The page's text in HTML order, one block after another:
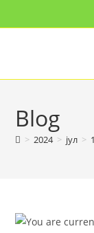
Blog
> 2024 > јул >